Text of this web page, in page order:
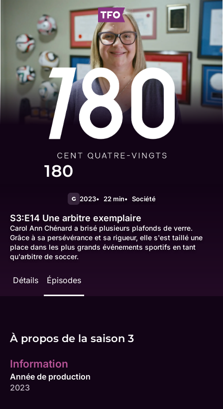
180
G 2023 22 min Société
S3:E14 Une arbitre exemplaire
Carol Ann Chénard a brisé plusieurs plafonds de verre.
Grâce à sa persévérance et sa rigueur, elle s'est taillé une
place dans les plus grands événements sportifs en tant
qu'arbitre de soccer.
Détails Épisodes
À propos de la saison 3
Information
Année de production
2023